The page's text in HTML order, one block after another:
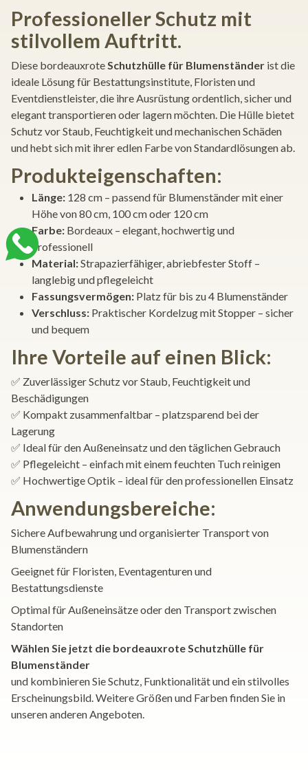
Professioneller Schutz mit
stilvollem Auftritt.
Diese bordeauxroteSchutzhülle für Blumenständer ist die
ideale Lösung für Bestattungsinstitute, Floristen und
Eventdienstleister, die ihre Ausrüstung ordentlich, sicher und
elegant transportieren oder lagern möchten. Die Hülle bietet
Schutz vor Staub, Feuchtigkeit und mechanischen Schäden
und hebt sich mit ihrer edlen Farbe von Standardlösungen ab.
Produkteigenschaften:
Länge: 128 cm – passend für Blumenständer mit einer
Höhe von 80 cm, 100 cm oder 120 cm
Farbe: Bordeaux – elegant, hochwertig und
professionell
Material:Strapazierfähiger, abriebfester Stoff –
langlebig und pflegeleicht
Fassungsvermögen: Platz für bis zu 4 Blumenständer
Verschluss: Praktischer Kordelzug mit Stopper – sicher
und bequem
Ihre Vorteile auf einen Blick:
✅ Zuverlässiger Schutz vor Staub, Feuchtigkeit und
Beschädigungen
✅ Kompakt zusammenfaltbar – platzsparend bei der
Lagerung
✅ Ideal für den Außeneinsatz und den täglichen Gebrauch
✅ Pflegeleicht – einfach mit einem feuchten Tuch reinigen
✅ Hochwertige Optik – ideal für den professionellen Einsatz
Anwendungsbereiche:
Sichere Aufbewahrung und organisierter Transport von
Blumenständern
Geeignet für Floristen, Eventagenturen und
Bestattungsdienste
Optimal für Außeneinsätze oder den Transport zwischen
Standorten
Wählen Sie jetzt die bordeauxrote Schutzhülle für
Blumenständer
und kombinieren Sie Schutz, Funktionalität und ein stilvolles
Erscheinungsbild. Weitere Größen und Farben finden Sie in
unseren anderen Angeboten.